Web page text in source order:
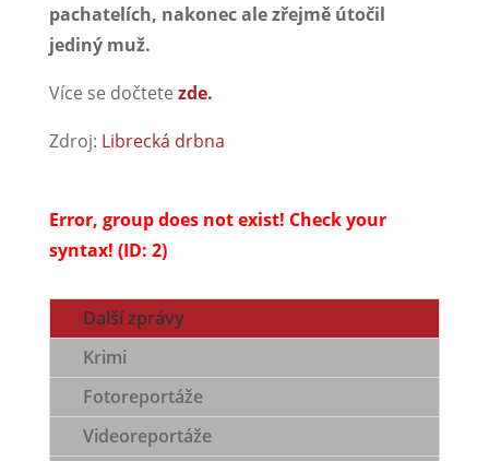
pachatelích, nakonec ale zřejmě útočil
jediný muž.
Více se dočtete zde.
Zdroj: Librecká drbna
Error, group does not exist! Check your
syntax! (ID: 2)
Další zprávy
Krimi
Fotoreportáže
Videoreportáže